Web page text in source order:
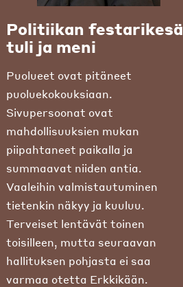
Politiikan festarikesä
tuli ja meni
Puolueet ovat pitäneet
puoluekokouksiaan.
Sivupersoonat ovat
mahdollisuuksien mukan
piipahtaneet paikalla ja
summaavat niiden antia.
Vaaleihin valmistautuminen
tietenkin näkyy ja kuuluu.
Terveiset lentävät toinen
toisilleen, mutta seuraavan
hallituksen pohjasta ei saa
varmaa otetta Erkkikään.